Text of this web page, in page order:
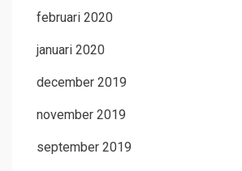
februari 2020
januari 2020
december 2019
november 2019
september 2019